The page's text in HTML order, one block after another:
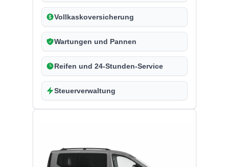
Vollkaskoversicherung
Wartungen und Pannen
Reifen und 24-Stunden-Service
Steuerverwaltung